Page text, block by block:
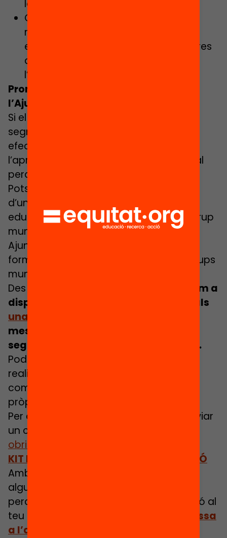
local contra la segregació escolar?
Quins són els principals àmbits de
millora del municipi en segregació
escolar a mig termini? Quines mesures
de mig termini pensa prioritzar
l’Ajuntament?
Promou una moció al ple de
l’Ajuntament
Si el teu municipi té alts nivells de
segregació escolar o no té les mesures
efectives necessàries pots impulsar
l’aprovació d’una moció al ple municipal
perquè l’ajuntament ho faci.
Pots impulsar una moció al ple tant des
d’una entitat de la comunitat social i
educativa del municipi, com des d’un grup
municipal. Ara bé, en molts dels
Ajuntaments els que poden presentar
formalment una moció al ple són els grups
municipals.
Des del projecte Obrim l’Educació
posem a
disposició d’entitats i grups municipals
una plantilla de moció
mesures d’urgència per combatre la
segregació escolar a nivell municipal.
Podeu acabar d’adaptar la moció a la
realitat del vostre municipi, tenint en
compte les dades que s’indiquen en la
pròpia plantilla de moció.
Per a dubtes sobre la moció, podeu enviar
un correu electrònic a
obrimeducacio@fbofill.cat
KIT D’ACTIVISTA PER LA DESEGREGACCIÓ
Amb aquest kit d’activista et proposem
algunes accions i aportem eines i idees
perquè tu també puguis passar a l’acció al
teu municipi.
Descobreix-les totes i passa
a l’acció!